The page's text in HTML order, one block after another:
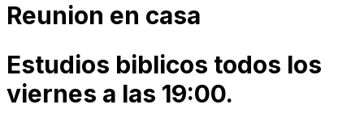
Reunion en casa
Estudios biblicos todos los
viernes a las 19:00.